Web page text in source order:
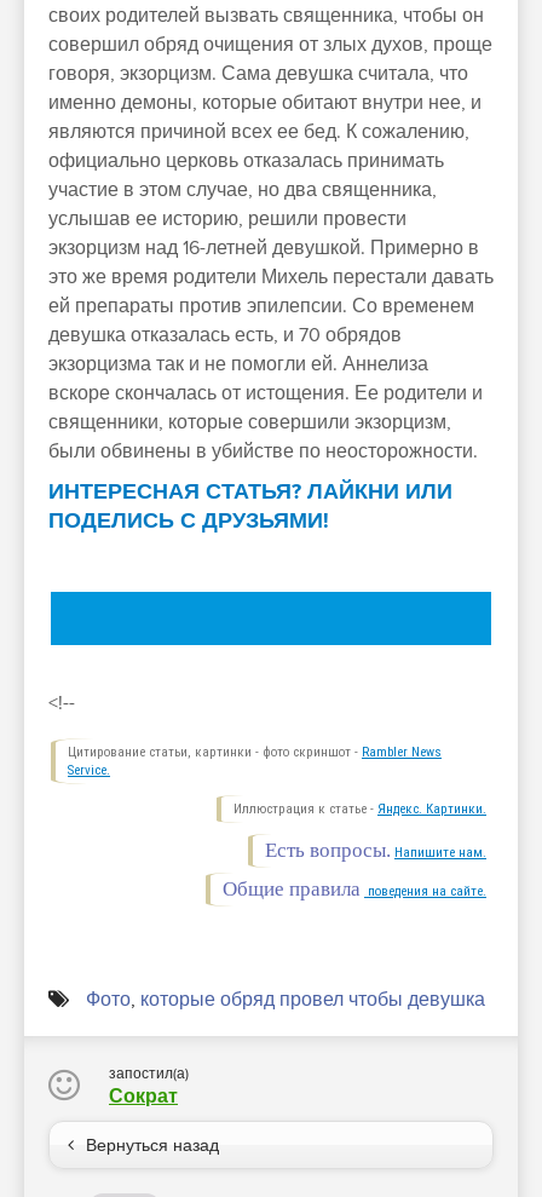
своих родителей вызвать священника, чтобы он
совершил обряд очищения от злых духов, проще
говоря, экзорцизм. Сама девушка считала, что
именно демоны, которые обитают внутри нее, и
являются причиной всех ее бед. К сожалению,
официально церковь отказалась принимать
участие в этом случае, но два священника,
услышав ее историю, решили провести
экзорцизм над 16-летней девушкой. Примерно в
это же время родители Михель перестали давать
ей препараты против эпилепсии. Со временем
девушка отказалась есть, и 70 обрядов
экзорцизма так и не помогли ей. Аннелиза
вскоре скончалась от истощения. Ее родители и
священники, которые совершили экзорцизм,
были обвинены в убийстве по неосторожности.
ИНТЕРЕСНАЯ СТАТЬЯ? ЛАЙКНИ ИЛИ
ПОДЕЛИСЬ С ДРУЗЬЯМИ!
<!--
Цитирование статьи, картинки - фото скриншот - Rambler News
Service.
Иллюстрация к статье - Яндекс. Картинки.
Есть вопросы. Напишите нам.
Общие правила поведения на сайте.
Фото, которые обряд провел чтобы девушка
запостил(а)
Сократ
Вернуться назад